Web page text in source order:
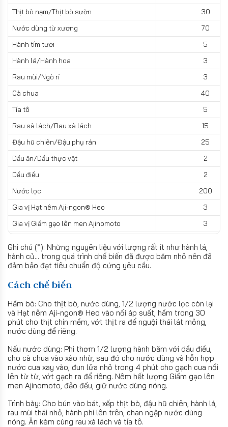
Thịt bò nạm/Thịt bò sườn
30
Nước dùng từ xương
70
Hành tím tươi
5
Hành lá/Hành hoa
3
Rau mùi/Ngò rí
3
Cà chua
40
Tía tô
5
Rau sà lách/Rau xà lách
15
Đậu hũ chiên/Đậu phụ rán
25
Dầu ăn/Dầu thực vật
2
Dầu điều
2
Nước lọc
200
Gia vị Hạt nêm Aji-ngon® Heo
3
Gia vị Giấm gạo lên men Ajinomoto
3
Ghi chú (*): Những nguyên liệu với lượng rất ít như hành lá,
hành củ... trong quá trình chế biến đã được băm nhỏ nên đã
đảm bảo đạt tiêu chuẩn độ cứng yêu cầu.
Cách chế biến
Hầm bò: Cho thịt bò, nước dùng, 1/2 lượng nước lọc còn lại
và Hạt nêm Aji-ngon® Heo vào nồi áp suất, hầm trong 30
phút cho thịt chín mềm, vớt thịt ra để nguội thái lát mỏng,
nước dùng để riêng.
Nấu nước dùng: Phi thơm 1/2 lượng hành băm với dầu điều,
cho cà chua vào xào nhừ, sau đó cho nước dùng và hỗn hợp
nước cua xay vào, đun lửa nhỏ trong 4 phút cho gạch cua nổi
lên từ từ, vớt gạch ra để riêng. Nêm hết lượng Giấm gạo lên
men Ajinomoto, đảo đều, giữ nước dùng nóng.
Trình bày: Cho bún vào bát, xếp thịt bò, đậu hũ chiên, hành lá,
rau mùi thái nhỏ, hành phi lên trên, chan ngập nước dùng
nóng. Ăn kèm cùng rau xà lách và tía tô.